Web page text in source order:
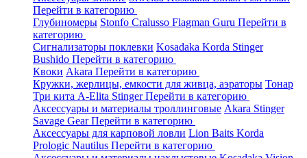
Перейти в категорию
Глубиномеры Stonfo Cralusso Flagman Guru Перейти в
категорию
Сигнализаторы поклевки Kosadaka Korda Stinger
Bushido Перейти в категорию
Квоки Akara Перейти в категорию
Кружки, жерлицы, емкости для живца, аэраторы Тонар
Три кита A-Elita StingerПерейти в категорию
Аксессуары и материалы троллинговые Akara Stinger
Savage GearПерейти в категорию
Аксессуары для карповой ловли Lion Baits Korda
Prologic Nautilus Перейти в категорию